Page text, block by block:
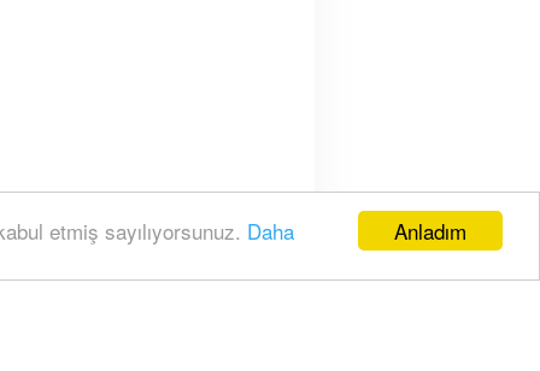
Anladım
etmiş sayılıyorsunuz. Daha